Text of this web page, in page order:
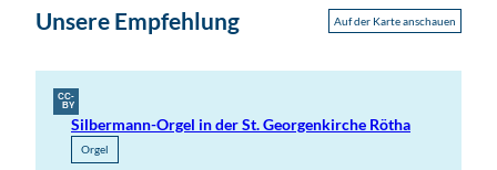
Unsere Empfehlung Auf der Karte anschauen
CC-
BY
Silbermann-Orgel in der St. Georgenkirche Rötha
Orgel